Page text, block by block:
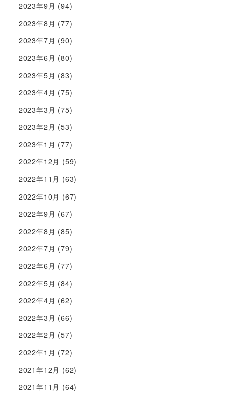
2023年9月 (94)
2023年8月 (77)
2023年7月 (90)
2023年6月 (80)
2023年5月 (83)
2023年4月 (75)
2023年3月 (75)
2023年2月 (53)
2023年1月 (77)
2022年12月 (59)
2022年11月 (63)
2022年10月 (67)
2022年9月 (67)
2022年8月 (85)
2022年7月 (79)
2022年6月 (77)
2022年5月 (84)
2022年4月 (62)
2022年3月 (66)
2022年2月 (57)
2022年1月 (72)
2021年12月 (62)
2021年11月 (64)